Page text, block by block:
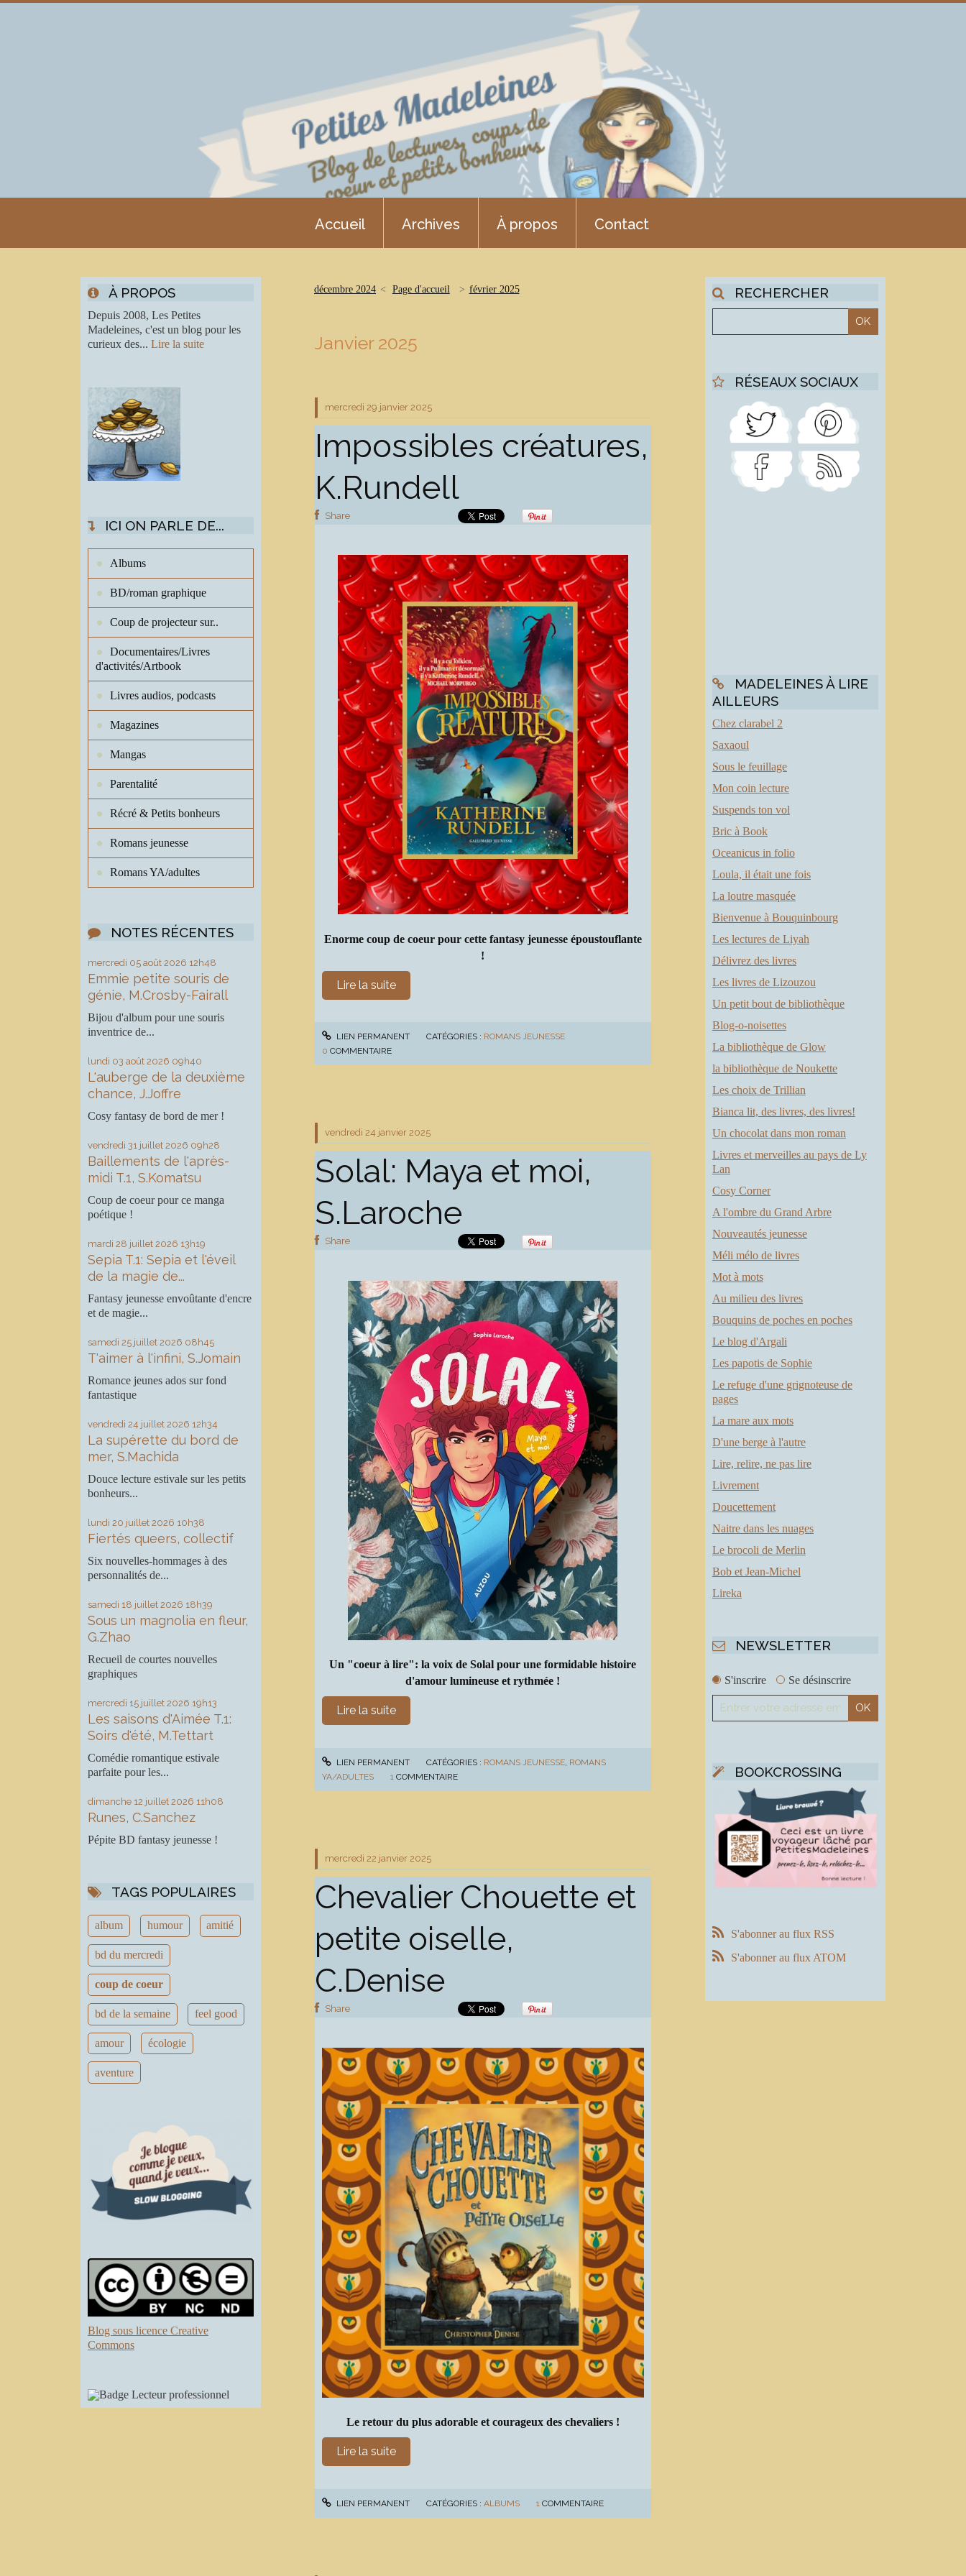
Accueil Archives À propos Contact
À PROPOS
Depuis 2008, Les Petites
Madeleines, c'est un blog pour les
curieux des... Lire la suite
ICI ON PARLE DE...
Albums
BD/roman graphique
Coup de projecteur sur..
Documentaires/Livres
d'activités/Artbook
Livres audios, podcasts
Magazines
Mangas
Parentalité
Récré & Petits bonheurs
Romans jeunesse
Romans YA/adultes
NOTES RÉCENTES
mercredi 05 août 2026 12h48
Emmie petite souris de
génie, M.Crosby-Fairall
Bijou d'album pour une souris
inventrice de...
lundi 03 août 2026 09h40
L'auberge de la deuxième
chance, J.Joffre
Cosy fantasy de bord de mer !
vendredi 31 juillet 2026 09h28
Baillements de l'après-
midi T.1, S.Komatsu
Coup de coeur pour ce manga
poétique !
mardi 28 juillet 2026 13h19
Sepia T.1: Sepia et l'éveil
de la magie de...
Fantasy jeunesse envoûtante d'encre
et de magie...
samedi 25 juillet 2026 08h45
T'aimer à l'infini, S.Jomain
Romance jeunes ados sur fond
fantastique
vendredi 24 juillet 2026 12h34
La supérette du bord de
mer, S.Machida
Douce lecture estivale sur les petits
bonheurs...
lundi 20 juillet 2026 10h38
Fiertés queers, collectif
Six nouvelles-hommages à des
personnalités de...
samedi 18 juillet 2026 18h39
Sous un magnolia en fleur,
G.Zhao
Recueil de courtes nouvelles
graphiques
mercredi 15 juillet 2026 19h13
Les saisons d'Aimée T.1:
Soirs d'été, M.Tettart
Comédie romantique estivale
parfaite pour les...
dimanche 12 juillet 2026 11h08
Runes, C.Sanchez
Pépite BD fantasy jeunesse !
TAGS POPULAIRES
album humour amitié
bd du mercredi
coup de coeur
bd de la semaine feel good
amour écologie
aventure
Blog sous licence Creative
Commons
décembre 2024 Page d'accueil février 2025
Janvier 2025
mercredi 29 janvier 2025
Impossibles créatures,
K.Rundell
Share
Enorme coup de coeur pour cette fantasy jeunesse époustouflante
!
Lire la suite
LIEN PERMANENT CATÉGORIES : ROMANS JEUNESSE
0 COMMENTAIRE
vendredi 24 janvier 2025
Solal: Maya et moi,
S.Laroche
Share
Un "coeur à lire": la voix de Solal pour une formidable histoire
d'amour lumineuse et rythmée !
Lire la suite
LIEN PERMANENT CATÉGORIES : ROMANS JEUNESSE ROMANS
YA/ADULTES
1 COMMENTAIRE
mercredi 22 janvier 2025
Chevalier Chouette et
petite oiselle,
C.Denise
Share
Le retour du plus adorable et courageux des chevaliers !
Lire la suite
LIEN PERMANENT CATÉGORIES :ALBUMS 1 COMMENTAIRE
RECHERCHER
RÉSEAUX SOCIAUX
MADELEINES À LIRE
AILLEURS
Chez clarabel 2
Saxaoul
Sous le feuillage
Mon coin lecture
Suspends ton vol
Bric à Book
Oceanicus in folio
Loula, il était une fois
La loutre masquée
Bienvenue à Bouquinbourg
Les lectures de Liyah
Délivrez des livres
Les livres de Lizouzou
Un petit bout de bibliothèque
Blog-o-noisettes
La bibliothèque de Glow
la bibliothèque de Noukette
Les choix de Trillian
Bianca lit, des livres, des livres!
Un chocolat dans mon roman
Livres et merveilles au pays de Ly
Lan
Cosy Corner
A l'ombre du Grand Arbre
Nouveautés jeunesse
Méli mélo de livres
Mot à mots
Au milieu des livres
Bouquins de poches en poches
Le blog d'Argali
Les papotis de Sophie
Le refuge d'une grignoteuse de
pages
La mare aux mots
D'une berge à l'autre
Lire, relire, ne pas lire
Livrement
Doucettement
Naitre dans les nuages
Le brocoli de Merlin
Bob et Jean-Michel
Lireka
NEWSLETTER
S'inscrire Se désinscrire
BOOKCROSSING
S'abonner au flux RSS
S'abonner au flux ATOM